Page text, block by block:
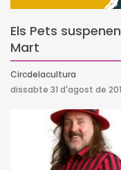
Els Pets
Mart
Circdelacultura
dissabte 31 d'agost de